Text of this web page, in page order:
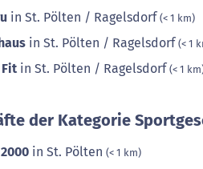
in St. Pölten / Ragelsdorf(< 1 km)
in St. Pölten / Ragelsdorf(< 1
Fit in St. Pölten / Ragelsdorf(< 1
der Kategorie
in St. Pölten (< 1 km)